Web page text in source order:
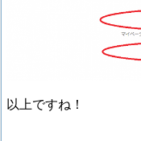
以上ですね！